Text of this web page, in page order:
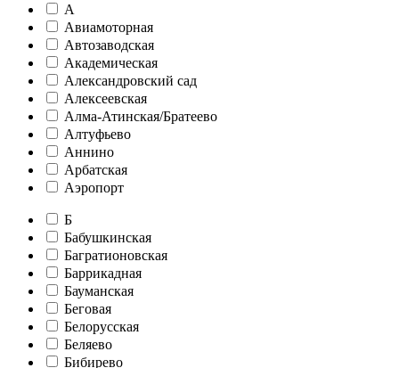
А
Авиамоторная
Автозаводская
Академическая
Александровский сад
Алексеевская
Алма-Атинская/Братеево
Алтуфьево
Аннино
Арбатская
Аэропорт
Б
Бабушкинская
Багратионовская
Баррикадная
Бауманская
Беговая
Белорусская
Беляево
Бибирево